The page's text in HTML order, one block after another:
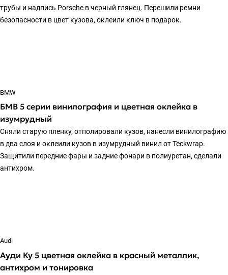
трубы и надпись Porsche в черный глянец. Перешили ремни
безопасности в цвет кузова, оклеили ключ в подарок.
BMW
БМВ 5 серии винилография и цветная оклейка в
изумрудный
Сняли старую пленку, отполировали кузов, нанесли винилографию
в два слоя и оклеили кузов в изумрудный винил от Teckwrap.
Защитили передние фары и задние фонари в полиуретан, сделали
антихром.
Audi
Ауди Ку 5 цветная оклейка в красный металлик,
антихром и тонировка